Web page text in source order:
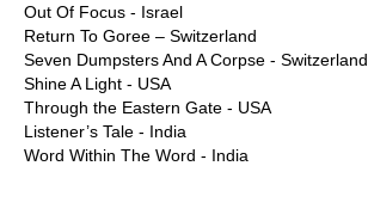
Out Of Focus - Israel
Return To Goree – Switzerland
Seven Dumpsters And A Corpse - Switzerland
Shine A Light - USA
Through the Eastern Gate - USA
Listener’s Tale - India
Word Within The Word - India